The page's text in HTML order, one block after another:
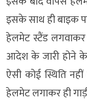
इसके साथ ही बाइक
हेलमेट स्टैंड
आदेश के जारी होने
ऐसी कोई स्थिति
हेलमेट लगाकर ही